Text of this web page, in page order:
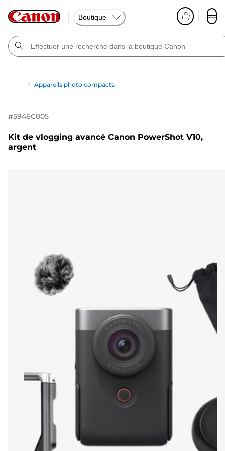
Boutique
Appareils photo compacts
#5946C005
Kit de vlogging avancé Canon PowerShot V10,
argent